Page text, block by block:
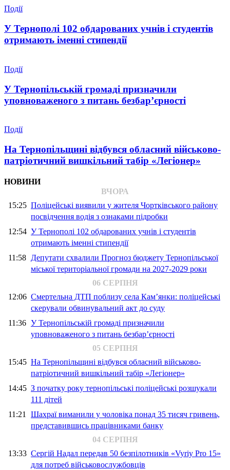
Події
У Тернополі 102 обдарованих учнів і студентів
отримають іменні стипендії
Події
У Тернопільській громаді призначили
уповноваженого з питань безбар’єрності
Події
На Тернопільщині відбувся обласний військово-
патріотичний вишкільний табір «Легіонер»
НОВИНИ
ВЧОРА
15:25 Поліцейські виявили у жителя Чортківського району
посвідчення водія з ознаками підробки
12:54 У Тернополі 102 обдарованих учнів і студентів
отримають іменні стипендії
11:58 Депутати схвалили Прогноз бюджету Тернопільської
міської територіальної громади на 2027-2029 роки
06 СЕРПНЯ
12:06 Смертельна ДТП поблизу села Кам’янки: поліцейські
скерували обвинувальний акт до суду
11:36 У Тернопільській громаді призначили
уповноваженого з питань безбар’єрності
05 СЕРПНЯ
15:45 На Тернопільщині відбувся обласний військово-
патріотичний вишкільний табір «Легіонер»
14:45 З початку року тернопільські поліцейські розшукали
111 дітей
11:21 Шахраї виманили у чоловіка понад 35 тисяч гривень,
представившись працівниками банку
04 СЕРПНЯ
13:33 Сергій Надал передав 50 безпілотників «Vyriy Pro 15»
для потреб військовослужбовців